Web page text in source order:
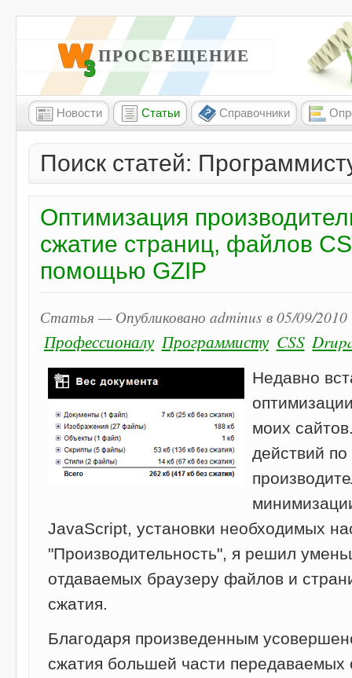
W3 ПРОСВЕЩЕНИЕ
Новости Статьи Справочники
Поиск статей:
Оптимизация
сжатие страниц, файлов
помощью GZIP
Статья — Опубликовано adminus в 05/09/
Профессионалу Программисту CSS
Недавно
моих
действий
JavaScript, установки необходимых
"Производительность", я решил
отдаваемых браузеру файлов и
сжатия.
Благодаря произведенным
сжатия большей части